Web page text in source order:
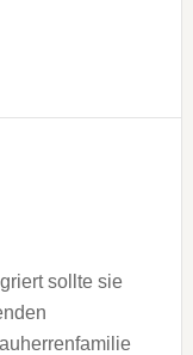
sollte sie